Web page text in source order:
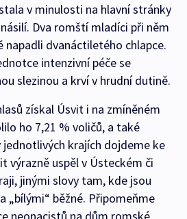
v minulosti na hlavní stránky
Dva romští mladíci při něm
napadli dvanáctiletého chlapce.
intenzivní péče se
slezinou a krví v hrudní dutině.
získal Úsvit i na zmíněném
ho 7,21 % voličů, a také
jednotlivých krajích dojdeme ke
výrazně uspěl v Ústeckém či
jinými slovy tam, kde jsou
„bílými“ běžné. Připomeňme